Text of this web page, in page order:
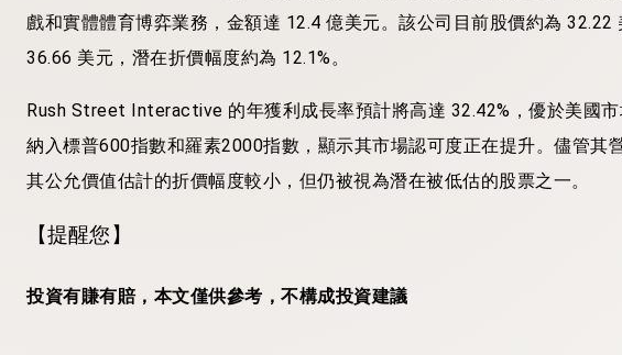
戲和實體體育博弈業務，金額達 12.4 億美元。該公司目前股價約為
36.66 美元，潛在折價幅度約為 12.1%。
Rush Street Interactive 的年獲利成長率預計將高達 32.42%，優於美國
納入標普600指數和羅素2000指數，顯示其市場認可度正在提升。儘管其
其公允價值估計的折價幅度較小，但仍被視為潛在被低估的股票之一。
【提醒您】
投資有賺有賠，本文僅供參考，不構成投資建議